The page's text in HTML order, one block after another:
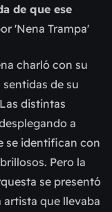
de que ese
'Nena Trampa'
charló con su
de su
distintas
a
se identifican con
Pero la
se presentó
artista que llevaba